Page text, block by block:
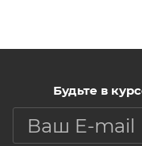
Будьте в